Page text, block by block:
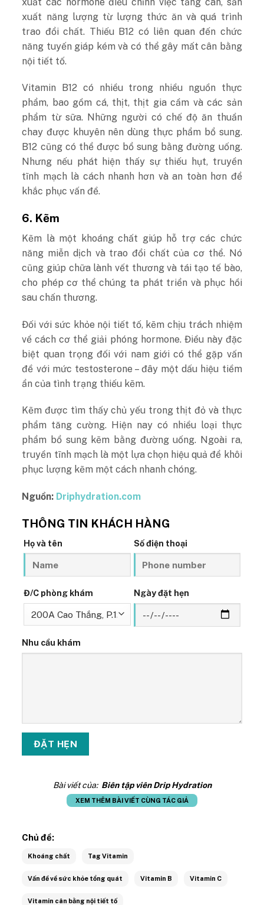
xuất năng lượng từ lượng thức ăn và quá trình
trao đổi chất. Thiếu B12 có liên quan đến chức
năng tuyến giáp kém và có thể gây mất cân bằng
nội tiết tố.
Vitamin B12 có nhiều trong nhiều nguồn thực
phẩm, bao gồm cá, thịt, thịt gia cầm và các sản
phẩm từ sữa. Những người có chế độ ăn thuần
chay được khuyên nên dùng thực phẩm bổ sung.
B12 cũng có thể được bổ sung bằng đường uống.
Nhưng nếu phát hiện thấy sự thiếu hụt, truyền
tĩnh mạch là cách nhanh hơn và an toàn hơn để
khắc phục vấn đề.
6. Kẽm
Kẽm là một khoáng chất giúp hỗ trợ các chức
năng miễn dịch và trao đổi chất của cơ thể. Nó
cũng giúp chữa lành vết thương và tái tạo tế bào,
cho phép cơ thể chúng ta phát triển và phục hồi
sau chấn thương.
Đối với sức khỏe nội tiết tố, kẽm chịu trách nhiệm
về cách cơ thể giải phóng hormone. Điều này đặc
biệt quan trọng đối với nam giới có thể gặp vấn
đề với mức testosterone – đây một dấu hiệu tiềm
ẩn của tình trạng thiếu kẽm.
Kẽm được tìm thấy chủ yếu trong thịt đỏ và thực
phẩm tăng cường. Hiện nay có nhiều loại thực
phẩm bổ sung kẽm bằng đường uống. Ngoài ra,
truyền tĩnh mạch là một lựa chọn hiệu quả để khôi
phục lượng kẽm một cách nhanh chóng.
Nguồn: Driphydration.com
THÔNG TIN KHÁCH HÀNG
Họ và tên Số điện thoại
Đ/C phòng khám Ngày đặt hẹn
Nhu cầu khám
Bài viết của: Biên tập viên Drip Hydration
XEM THÊM BÀI VIẾT CÙNG TÁC GIẢ
Chủ đề:
Khoáng chất Tag Vitamin
Vấn đề về sức khỏe tổng quát Vitamin B Vitamin C
Vitamin cân bằng nội tiết tố